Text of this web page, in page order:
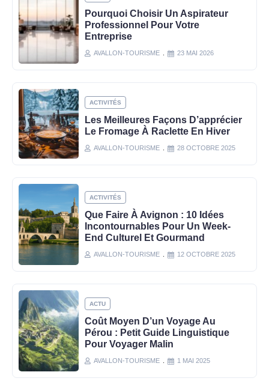
Pourquoi Choisir Un Aspirateur
Professionnel Pour Votre
Entreprise
AVALLON-TOURISME 23 MAI 2026
ACTIVITÉS
Les Meilleures Façons D’apprécier
Le Fromage À Raclette En Hiver
AVALLON-TOURISME 28 OCTOBRE 2025
ACTIVITÉS
Que Faire À Avignon : 10 Idées
Incontournables Pour Un Week-
End Culturel Et Gourmand
AVALLON-TOURISME 12 OCTOBRE 2025
ACTU
Coût Moyen D’un Voyage Au
Pérou : Petit Guide Linguistique
Pour Voyager Malin
AVALLON-TOURISME 1 MAI 2025